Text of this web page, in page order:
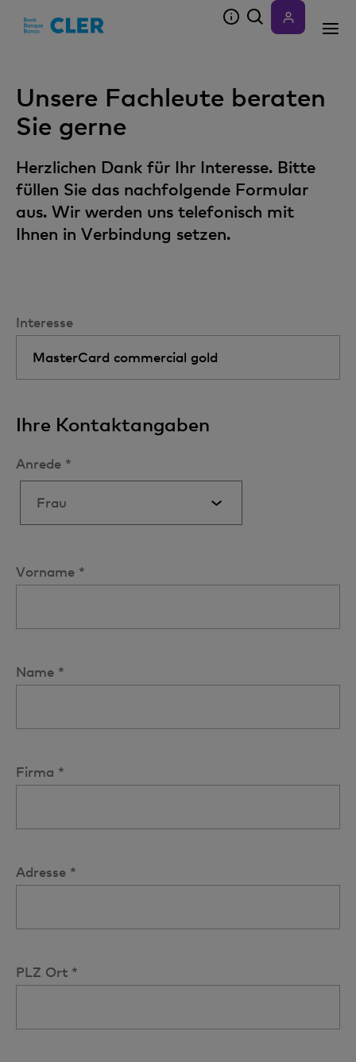
Unsere Fachleute beraten
Sie gerne
Herzlichen Dank für Ihr Interesse. Bitte
füllen Sie das nachfolgende Formular
aus. Wir werden uns telefonisch mit
Ihnen in Verbindung setzen.
Interesse
Ihre Kontaktangaben
Anrede *
Vorname *
Name *
Firma *
Adresse *
PLZ Ort *